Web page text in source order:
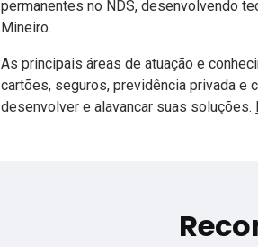
permanentes no NDS, desenvolvendo
Mineiro.
As principais áreas de atuação e
cartões, seguros, previdência privada e
desenvolver e alavancar suas soluções.